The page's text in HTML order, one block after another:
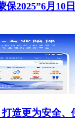
2025”6月10
造更为安全